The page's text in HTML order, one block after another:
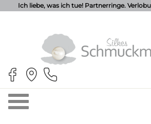
Ich liebe, was ich tue! Partnerringe.